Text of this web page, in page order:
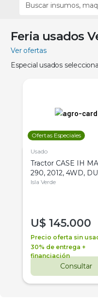
Feria usados
Ver ofertas
Especial usados
Ofertas Especiales
Usado
Tractor CASE IH
290, 2012, 4WD,
Isla Verde
U$ 145.000
Precio oferta sin
30% de entrega +
financiación
Consultar